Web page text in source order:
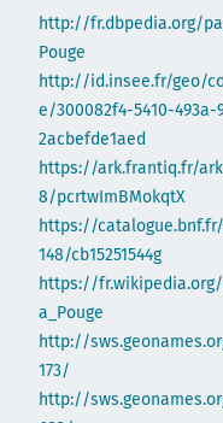
http://fr.dbpedia.org/
Pouge
http://id.insee.fr/geo/
e/300082f4-5410-493a-
2acbefde1aed
https://ark.frantiq.fr/
8/pcrtwImBMokqtX
https://
148/cb15251544g
https://
a_Pouge
http://
173/
http://